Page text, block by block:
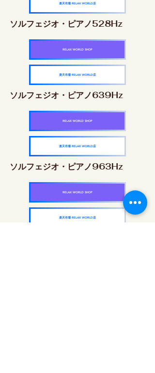
楽天市場 RELAX WORLD店
ソルフェジオ・ピアノ528Hz
RELAX WORLD SHOP
楽天市場 RELAX WORLD店
ソルフェジオ・ピアノ639Hz
RELAX WORLD SHOP
楽天市場 RELAX WORLD店
ソルフェジオ・ピアノ963Hz
RELAX WORLD SHOP
楽天市場 RELAX WORLD店